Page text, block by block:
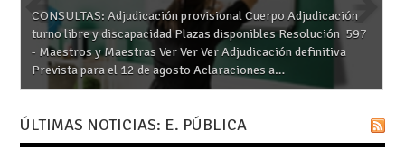
CONSULTAS: Adjudicación provisional Cuerpo Adjudicación
turno libre y discapacidad Plazas disponibles Resolución 597
- Maestros y Maestras Ver Ver Ver Adjudicación definitiva
Prevista para el 12 de agosto Aclaraciones a…
ÚLTIMAS NOTICIAS: E. PÚBLICA